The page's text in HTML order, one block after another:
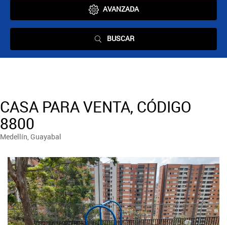
AVANZADA
BUSCAR
CASA PARA VENTA, CÓDIGO
8800
Medellín, Guayabal